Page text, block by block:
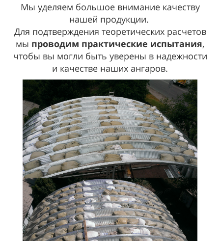
Мы уделяем большое внимание качеству
нашей продукции.
Для подтверждения теоретических расчетов
мы проводим практические испытания,
чтобы вы могли быть уверены в надежности
и качестве наших ангаров.